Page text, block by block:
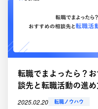
転職でまよったら？お
談先と転職活動の進め
2025.02.20 転職ノウハウ